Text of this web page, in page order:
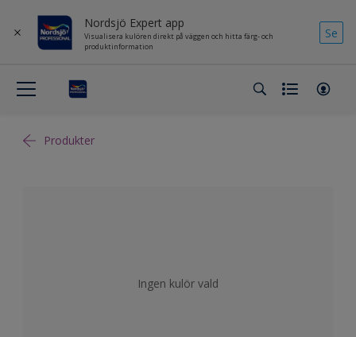
Nordsjö Expert app
Visualisera kulören direkt på väggen och hitta färg- och
produktinformation
Se
Produkter
Ingen kulör vald